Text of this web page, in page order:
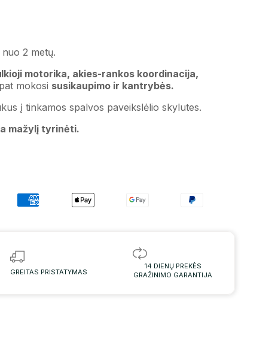
2 metų.
motorika, akies-rankos koordinacija,
mokosi susikaupimo ir kantrybės.
į tinkamos spalvos paveikslėlio skylutes.
mažylį tyrinėti.
GREITAS PRISTATYMAS
14 DIENŲ PREKĖS
GRAŽINIMO GARANTIJA